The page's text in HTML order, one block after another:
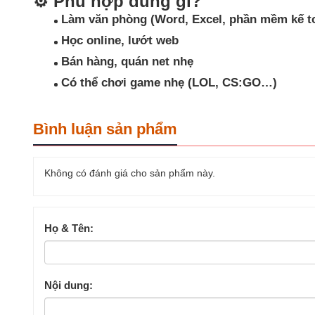
Làm văn phòng (Word, Excel, phần mềm kế
Học online, lướt web
Bán hàng, quán net nhẹ
Có thể chơi game nhẹ (LOL, CS:GO…)
Bình luận sản phẩm
Không có đánh giá cho sản phẩm này.
Họ & Tên:
Nội dung: